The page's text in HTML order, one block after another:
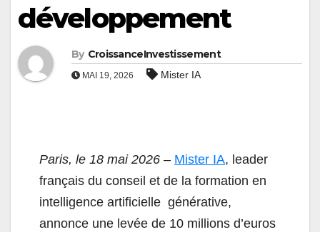
développement
By CroissanceInvestissement
MAI 19, 2026 Mister IA
Paris, le 18 mai 2026 – Mister IA, leader
français du conseil et de la formation en
intelligence artificielle générative,
annonce une levée de 10 millions d’euros